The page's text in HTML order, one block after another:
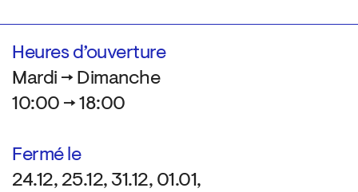
Heures d’ouverture
Mardi → Dimanche
10:00 → 18:00
Fermé le
24.12, 25.12, 31.12, 01.01,